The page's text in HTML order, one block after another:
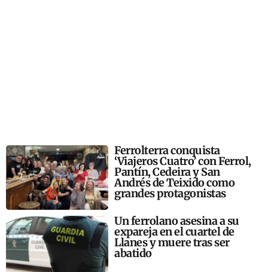
Ferrolterra conquista
‘Viajeros Cuatro’ con Ferrol,
Pantín, Cedeira y San
Andrés de Teixido como
grandes protagonistas
Un ferrolano asesina a su
expareja en el cuartel de
Llanes y muere tras ser
abatido